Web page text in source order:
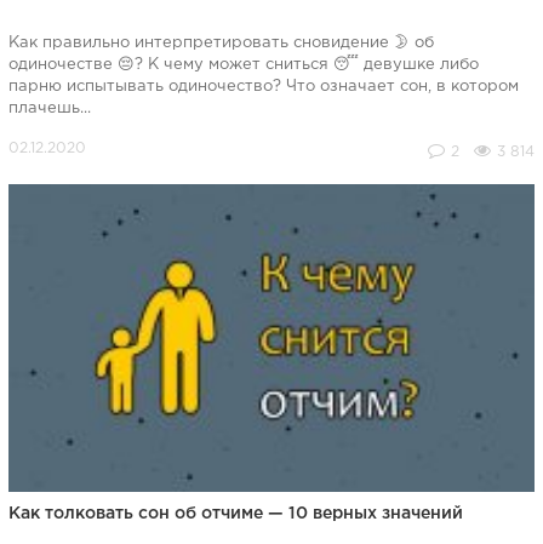
Как правильно интерпретировать сновидение 🌛 об
одиночестве 😔? К чему может сниться 😴 девушке либо
парню испытывать одиночество? Что означает сон, в котором
плачешь...
2 3 814
Как толковать сон об отчиме — 10 верных значений